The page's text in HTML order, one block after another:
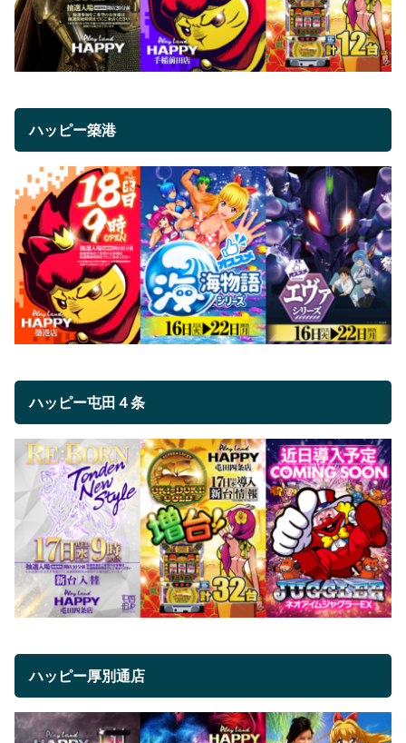
ハッピー築港
ハッピー屯田４条
ハッピー厚別通店